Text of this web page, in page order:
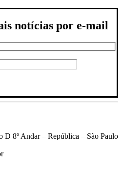
notícias por e-mail
D 8º Andar – República – São Paulo